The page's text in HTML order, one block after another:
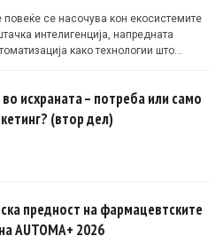
повеќе се насочува кон екосистемите
интелигенција, напредната
како технологии што
исхраната – потреба или само
(втор дел)
предност на фармацевтските
AUTOMA+ 2026